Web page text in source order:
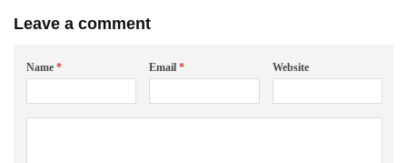
Leave a comment
Name * Email* Website